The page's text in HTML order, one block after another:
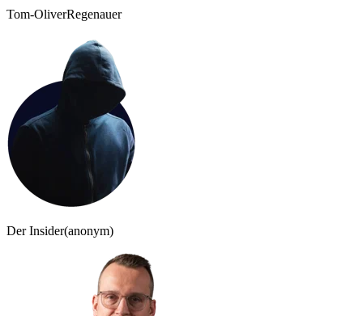
Tom-OliverRegenauer
Der Insider(anonym)